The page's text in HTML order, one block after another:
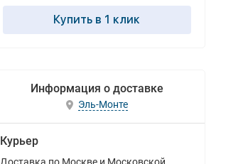
Купить в 1 клик
Информация о доставке
Эль-Монте
Курьер